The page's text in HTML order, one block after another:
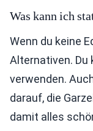
Was kann ich
Wenn du keine
Alternativen. Du
verwenden.
darauf, die
damit alles